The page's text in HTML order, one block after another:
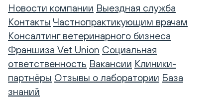
Новости компании Выездная служба
Контакты Частнопрактикующим врачам
Консалтинг ветеринарного бизнеса
Франшиза Vet Union Социальная
ответственность Вакансии Клиники-
партнёры Отзывы о лаборатории База
знаний